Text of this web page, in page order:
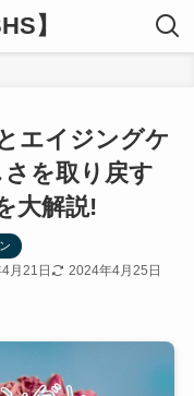
】
エイジングケ
を取り戻す
大解説!
月21日
2024年4月25日